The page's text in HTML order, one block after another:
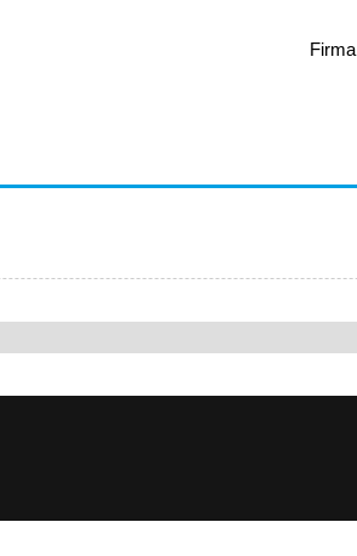
Firma